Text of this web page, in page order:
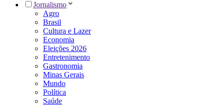
Jornalismo
Agro
Brasil
Cultura e Lazer
Economia
Eleições 2026
Entretenimento
Gastronomia
Minas Gerais
Mundo
Política
Saúde